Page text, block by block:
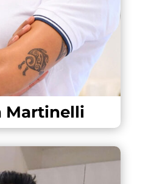
Martinelli